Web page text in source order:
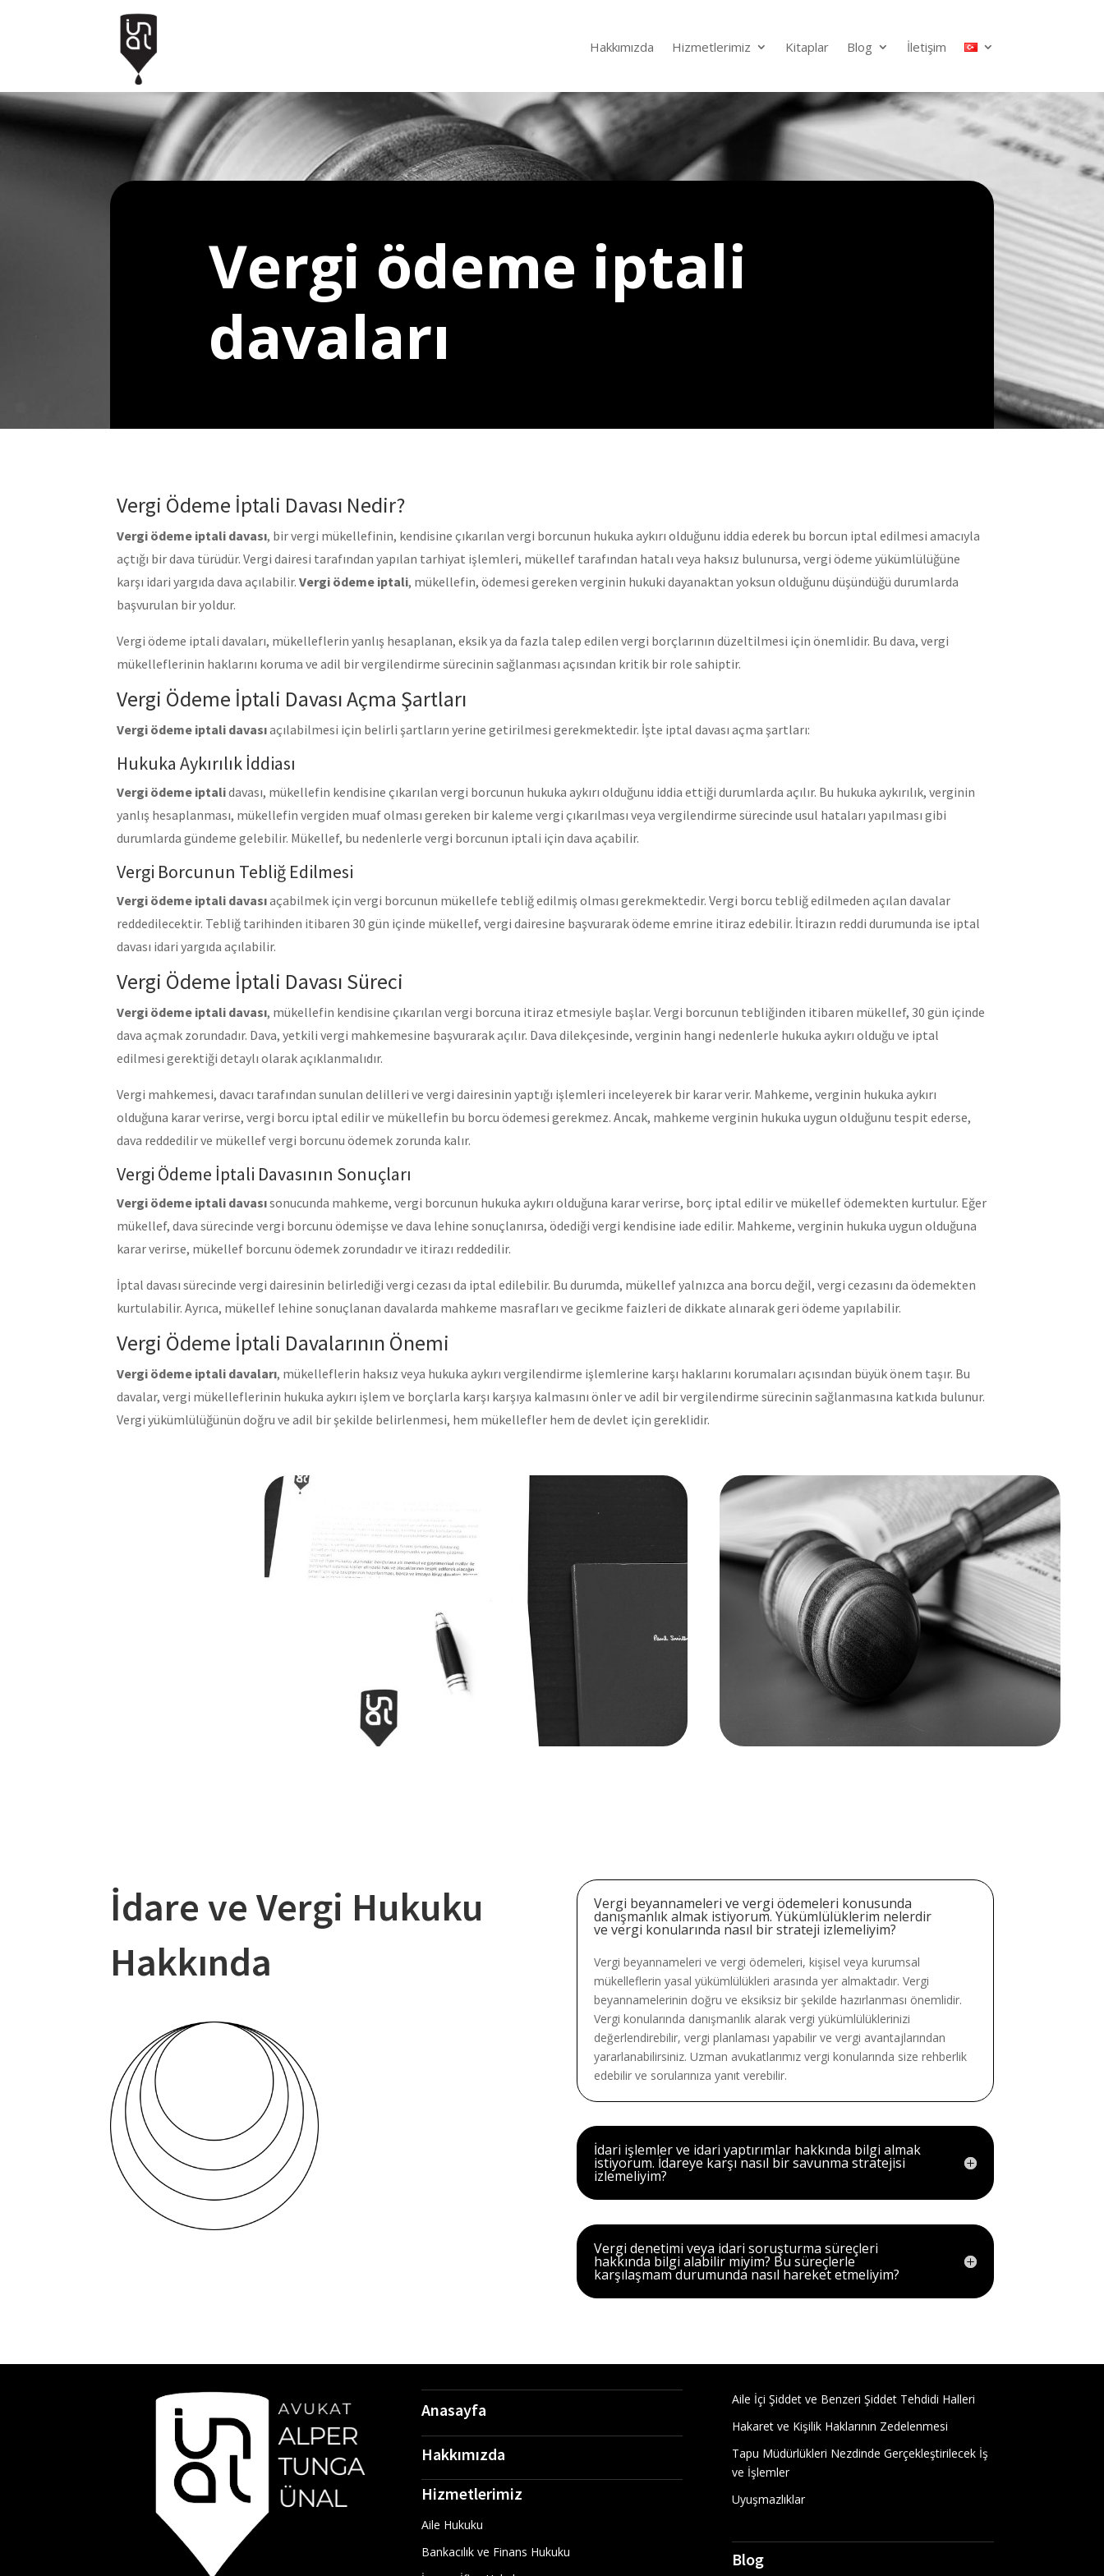
Hakkımızda Hizmetlerimiz Kitaplar Blog İletişim
Vergi ödeme iptali
davaları
Vergi Ödeme İptali Davası Nedir?
Vergi ödeme iptali davası, bir vergi mükellefinin, kendisine çıkarılan vergi borcunun hukuka aykırı olduğunu iddia ederek bu borcun iptal edilmesi amacıyla
açtığı bir dava türüdür. Vergi dairesi tarafından yapılan tarhiyat işlemleri, mükellef tarafından hatalı veya haksız bulunursa, vergi ödeme yükümlülüğüne
karşı idari yargıda dava açılabilir. Vergi ödeme iptali, mükellefin, ödemesi gereken verginin hukuki dayanaktan yoksun olduğunu düşündüğü durumlarda
başvurulan bir yoldur.
Vergi ödeme iptali davaları, mükelleflerin yanlış hesaplanan, eksik ya da fazla talep edilen vergi borçlarının düzeltilmesi için önemlidir. Bu dava, vergi
mükelleflerinin haklarını koruma ve adil bir vergilendirme sürecinin sağlanması açısından kritik bir role sahiptir.
Vergi Ödeme İptali Davası Açma Şartları
Vergi ödeme iptali davasıaçılabilmesi için belirli şartların yerine getirilmesi gerekmektedir. İşte iptal davası açma şartları:
Hukuka Aykırılık İddiası
Vergi ödeme iptalidavası, mükellefin kendisine çıkarılan vergi borcunun hukuka aykırı olduğunu iddia ettiği durumlarda açılır. Bu hukuka aykırılık, verginin
yanlış hesaplanması, mükellefin vergiden muaf olması gereken bir kaleme vergi çıkarılması veya vergilendirme sürecinde usul hataları yapılması gibi
durumlarda gündeme gelebilir. Mükellef, bu nedenlerle vergi borcunun iptali için dava açabilir.
Vergi Borcunun Tebliğ Edilmesi
Vergi ödeme iptali davasıaçabilmek için vergi borcunun mükellefe tebliğ edilmiş olması gerekmektedir. Vergi borcu tebliğ edilmeden açılan davalar
reddedilecektir. Tebliğ tarihinden itibaren 30 gün içinde mükellef, vergi dairesine başvurarak ödeme emrine itiraz edebilir. İtirazın reddi durumunda ise iptal
davası idari yargıda açılabilir.
Vergi Ödeme İptali Davası Süreci
Vergi ödeme iptali davası, mükellefin kendisine çıkarılan vergi borcuna itiraz etmesiyle başlar. Vergi borcunun tebliğinden itibaren mükellef, 30 gün içinde
dava açmak zorundadır. Dava, yetkili vergi mahkemesine başvurarak açılır. Dava dilekçesinde, verginin hangi nedenlerle hukuka aykırı olduğu ve iptal
edilmesi gerektiği detaylı olarak açıklanmalıdır.
Vergi mahkemesi, davacı tarafından sunulan delilleri ve vergi dairesinin yaptığı işlemleri inceleyerek bir karar verir. Mahkeme, verginin hukuka aykırı
olduğuna karar verirse, vergi borcu iptal edilir ve mükellefin bu borcu ödemesi gerekmez. Ancak, mahkeme verginin hukuka uygun olduğunu tespit ederse,
dava reddedilir ve mükellef vergi borcunu ödemek zorunda kalır.
Vergi Ödeme İptali Davasının Sonuçları
Vergi ödeme iptali davasısonucunda mahkeme, vergi borcunun hukuka aykırı olduğuna karar verirse, borç iptal edilir ve mükellef ödemekten kurtulur. Eğer
mükellef, dava sürecinde vergi borcunu ödemişse ve dava lehine sonuçlanırsa, ödediği vergi kendisine iade edilir. Mahkeme, verginin hukuka uygun olduğuna
karar verirse, mükellef borcunu ödemek zorundadır ve itirazı reddedilir.
İptal davası sürecinde vergi dairesinin belirlediği vergi cezası da iptal edilebilir. Bu durumda, mükellef yalnızca ana borcu değil, vergi cezasını da ödemekten
kurtulabilir. Ayrıca, mükellef lehine sonuçlanan davalarda mahkeme masrafları ve gecikme faizleri de dikkate alınarak geri ödeme yapılabilir.
Vergi Ödeme İptali Davalarının Önemi
Vergi ödeme iptali davaları, mükelleflerin haksız veya hukuka aykırı vergilendirme işlemlerine karşı haklarını korumaları açısından büyük önem taşır. Bu
davalar, vergi mükelleflerinin hukuka aykırı işlem ve borçlarla karşı karşıya kalmasını önler ve adil bir vergilendirme sürecinin sağlanmasına katkıda bulunur.
Vergi yükümlülüğünün doğru ve adil bir şekilde belirlenmesi, hem mükellefler hem de devlet için gereklidir.
İdare ve Vergi Hukuku
Hakkında
Vergi beyannameleri ve vergi ödemeleri konusunda
danışmanlık almak istiyorum. Yükümlülüklerim nelerdir
ve vergi konularında nasıl bir strateji izlemeliyim?
Vergi beyannameleri ve vergi ödemeleri, kişisel veya kurumsal
mükelleflerin yasal yükümlülükleri arasında yer almaktadır. Vergi
beyannamelerinin doğru ve eksiksiz bir şekilde hazırlanması önemlidir.
Vergi konularında danışmanlık alarak vergi yükümlülüklerinizi
değerlendirebilir, vergi planlaması yapabilir ve vergi avantajlarından
yararlanabilirsiniz. Uzman avukatlarımız vergi konularında size rehberlik
edebilir ve sorularınıza yanıt verebilir.
İdari işlemler ve idari yaptırımlar hakkında bilgi almak
istiyorum. İdareye karşı nasıl bir savunma stratejisi
izlemeliyim?
Vergi denetimi veya idari soruşturma süreçleri
hakkında bilgi alabilir miyim? Bu süreçlerle
karşılaşmam durumunda nasıl hareket etmeliyim?
Anasayfa
Hakkımızda
Hizmetlerimiz
Aile Hukuku
Bankacılık ve Finans Hukuku
Aile İçi Şiddet ve Benzeri Şiddet Tehdidi Halleri
Hakaret ve Kişilik Haklarının Zedelenmesi
Tapu Müdürlükleri Nezdinde Gerçekleştirilecek İş
ve İşlemler
Uyuşmazlıklar
Blog